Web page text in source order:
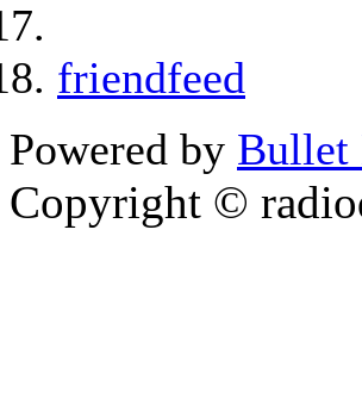
friendfeed
Powered by Bullet
Copyright ©